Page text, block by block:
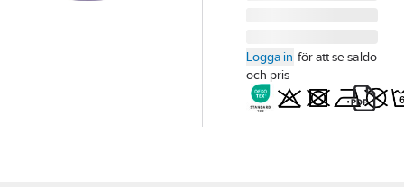
Logga in för att se saldo
och pris